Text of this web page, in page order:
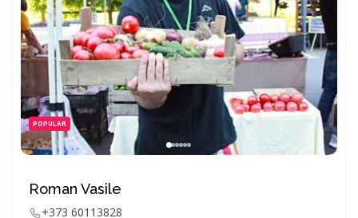
POPULAR
Roman Vasile
+373 60113828